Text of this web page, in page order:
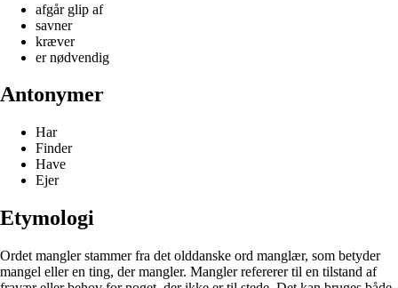
afgår glip af
savner
kræver
er nødvendig
Antonymer
Har
Finder
Have
Ejer
Etymologi
Ordet mangler stammer fra det olddanske ord manglær, som betyder
mangel eller en ting, der mangler. Mangler refererer til en tilstand af